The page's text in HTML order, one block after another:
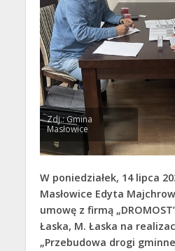
Zdj.: Gmina
Masłowice
W poniedziałek, 14 lipca
Masłowice Edyta
umowę z firmą
Łaska, M. Łaska na
„Przebudowa drogi